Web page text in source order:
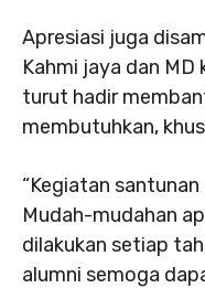
Apresiasi juga
Kahmi jaya dan
turut hadir
membutuhkan,
“Kegiatan
Mudah-mudahan
dilakukan setiap
alumni semoga